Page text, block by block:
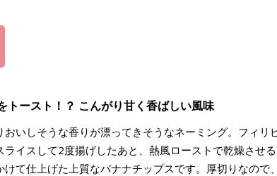
トースト！？ こんがり甘く香ばしい風味
おいしそうな香りが漂ってきそうなネーミング。フィリ
ライスして2度揚げしたあと、熱風ローストで乾燥させ
けて仕上げた上質なバナナチップスです。厚切りなので